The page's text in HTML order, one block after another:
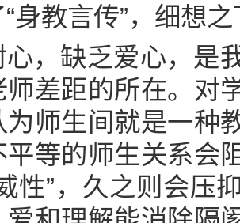
身教言传”，细想
心，缺乏爱心，是
师差距的所在。对
为师生间就是一种
平等的师生关系会
性”，久之则会压